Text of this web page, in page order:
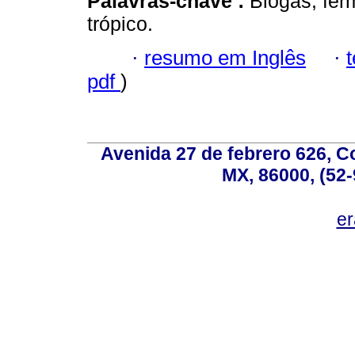
trópico.
· resumo em Inglês ·
pdf )
Avenida 27 de febrero 626,
MX, 86000,